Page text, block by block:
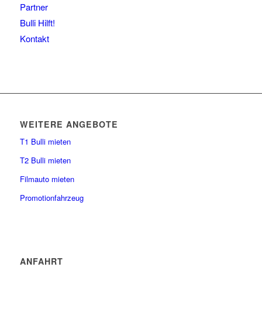
Partner
Bulli Hilft!
Kontakt
WEITERE ANGEBOTE
T1 Bulli mieten
T2 Bulli mieten
Filmauto mieten
Promotionfahrzeug
ANFAHRT